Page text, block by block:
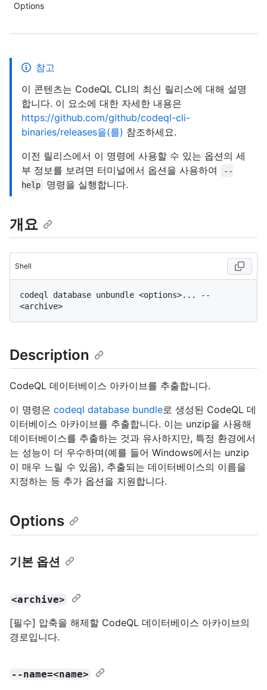
Options
참고
이 콘텐츠는 CodeQL CLI의 최신 릴리스에 대해 설명
합니다. 이 요소에 대한 자세한 내용은
https://github.com/github/codeql-cli-
binaries/releases을(를) 참조하세요.
이전 릴리스에서 이 명령에 사용할 수 있는 옵션의 세
부 정보를 보려면 터미널에서 옵션을 사용하여
--
help
명령을 실행합니다.
개요
Shell
codeql database unbundle <options>... --
Description
CodeQL 데이터베이스 아카이브를 추출합니다.
이 명령은 codeql database bundle로 생성된 CodeQL 데
이터베이스 아카이브를 추출합니다. 이는 unzip을 사용해
데이터베이스를 추출하는 것과 유사하지만, 특정 환경에서
는 성능이 더 우수하며(예를 들어 Windows에서는 unzip
이 매우 느릴 수 있음), 추출되는 데이터베이스의 이름을
지정하는 등 추가 옵션을 지원합니다.
Options
기본 옵션
<archive>
[필수] 압축을 해제할 CodeQL 데이터베이스 아카이브의
경로입니다.
--name=<name>